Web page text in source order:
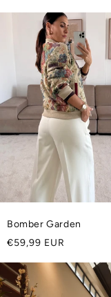
Bomber Garden
Preço
€59,99 EUR